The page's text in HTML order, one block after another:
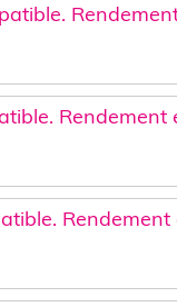
Rendement